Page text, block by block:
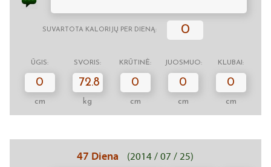
SUVARTOTA KALORIJŲ PER DIENĄ: 0
ŪGIS: SVORIS: KRŪTINĖ: JUOSMUO: KLUBAI:
0
cm
72.8
kg
0
cm
0
cm
0
cm
47 Diena (2014 / 07 / 25)